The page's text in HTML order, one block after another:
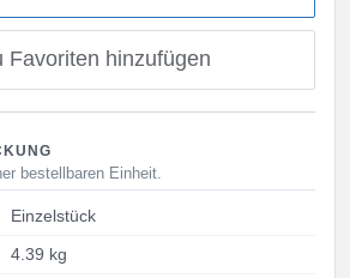
Favoriten hinzufügen
bestellbaren Einheit.
Einzelstück
4.39 kg